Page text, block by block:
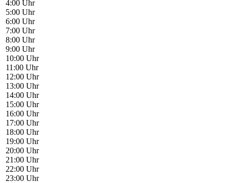
4:00 Uhr
5:00 Uhr
6:00 Uhr
7:00 Uhr
8:00 Uhr
9:00 Uhr
10:00 Uhr
11:00 Uhr
12:00 Uhr
13:00 Uhr
14:00 Uhr
15:00 Uhr
16:00 Uhr
17:00 Uhr
18:00 Uhr
19:00 Uhr
20:00 Uhr
21:00 Uhr
22:00 Uhr
23:00 Uhr